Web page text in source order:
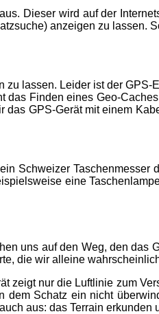
Dieser wird auf der
anzeigen zu lassen.
lassen. Leider ist der
Finden eines Geo-
GPS-Gerät mit einem
Schweizer Taschenmesser
eine
uns auf den Weg, den das
die wir alleine
zeigt nur die Luftlinie zum
Schatz ein nicht
aus: das Terrain erkunden